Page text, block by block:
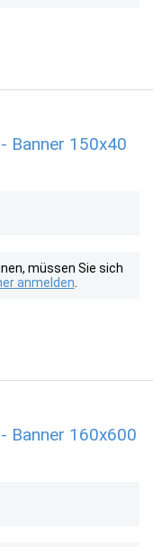
Banner 150x40
müssen Sie sich
anmelden
Banner 160x600